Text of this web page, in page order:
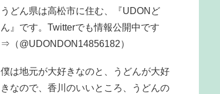
うどん県は高松市に住む、『UDONど
ん』です。Twitterでも情報公開中です
⇒（@UDONDON14856182）
僕は地元が大好きなのと、うどんが大好
きなので、香川のいいところ、うどんの